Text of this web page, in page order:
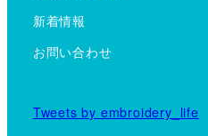
新着情報
お問い合わせ
Tweets by embroidery_life